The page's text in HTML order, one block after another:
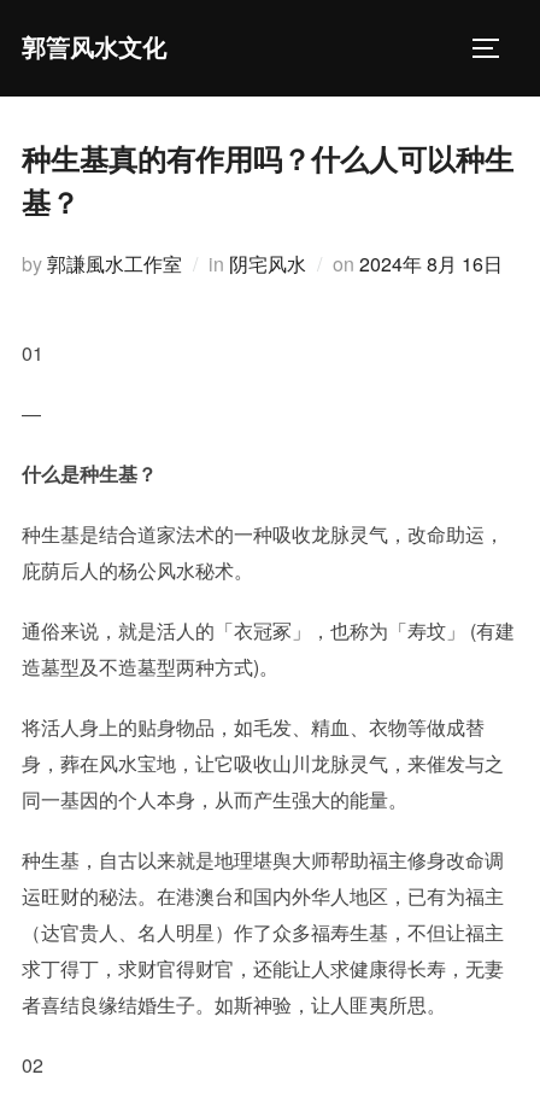
郭䇾风水文化
种生基真的有作用吗？什么人可以种生
基？
by郭謙風水工作室 in 阴宅风水 on Posted
2024年 8月 16日
01
—
什么是种生基？
种生基是结合道家法术的一种吸收龙脉灵气，改命助运，
庇荫后人的杨公风水秘术。
通俗来说，就是活人的「衣冠冢」，也称为「寿坟」 (有建
造墓型及不造墓型两种方式)。
将活人身上的贴身物品，如毛发、精血、衣物等做成替
身，葬在风水宝地，让它吸收山川龙脉灵气，来催发与之
同一基因的个人本身，从而产生强大的能量。
种生基，自古以来就是地理堪舆大师帮助福主修身改命调
运旺财的秘法。在港澳台和国内外华人地区，已有为福主
（达官贵人、名人明星）作了众多福寿生基，不但让福主
求丁得丁，求财官得财官，还能让人求健康得长寿，无妻
者喜结良缘结婚生子。如斯神验，让人匪夷所思。
02